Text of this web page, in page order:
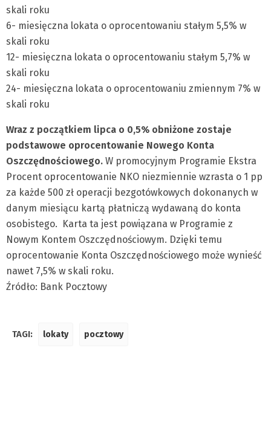
skali roku
6- miesięczna lokata o oprocentowaniu stałym 5,5% w
skali roku
12- miesięczna lokata o oprocentowaniu stałym 5,7% w
skali roku
24- miesięczna lokata o oprocentowaniu zmiennym 7% w
skali roku
Wraz z początkiem lipca o 0,5% obniżone zostaje
podstawowe oprocentowanie Nowego Konta
Oszczędnościowego. W promocyjnym Programie Ekstra
Procent oprocentowanie NKO niezmiennie wzrasta o 1 pp
za każde 500 zł operacji bezgotówkowych dokonanych w
danym miesiącu kartą płatniczą wydawaną do konta
osobistego. Karta ta jest powiązana w Programie z
Nowym Kontem Oszczędnościowym. Dzięki temu
oprocentowanie Konta Oszczędnościowego może wynieść
nawet 7,5% w skali roku.
Źródło: Bank Pocztowy
TAGI: lokaty pocztowy